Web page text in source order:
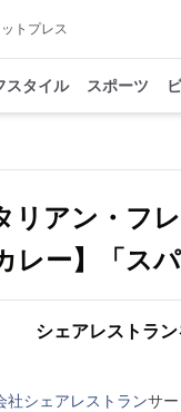
トプレス
スタイル スポーツ
リアン・フ
レー】「ス
シェアレストラ
社シェアレストランサー